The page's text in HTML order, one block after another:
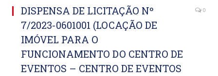
DISPENSA DE LICITAÇÃO Nº
7/2023-0601001 (LOCAÇÃO DE
IMÓVEL PARA O
FUNCIONAMENTO DO CENTRO DE
EVENTOS – CENTRO DE EVENTOS
0